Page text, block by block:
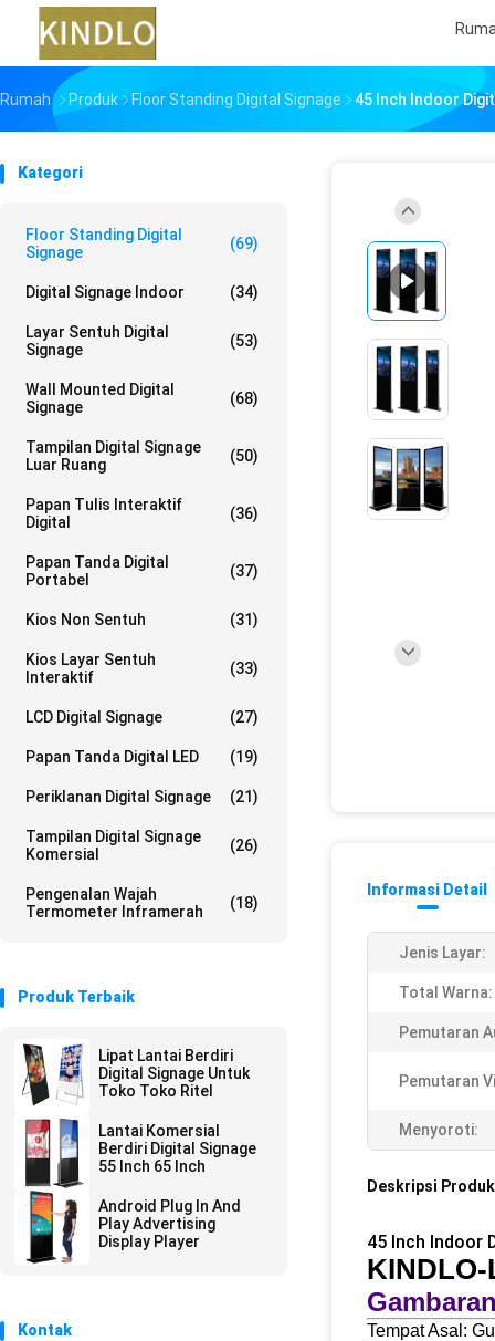
Rumah Produk Floor Standing Digital Signage 45 Inch Indoor
Kategori
Floor Standing Digital
Signage
(69)
Digital Signage Indoor (34)
Layar Sentuh Digital
Signage
(53)
Wall Mounted Digital
Signage
(68)
Tampilan Digital Signage
Luar Ruang
(50)
Papan Tulis Interaktif
Digital
(36)
Papan Tanda Digital
Portabel
(37)
Kios Non Sentuh (31)
Kios Layar Sentuh
Interaktif
(33)
LCD Digital Signage (27)
Papan Tanda Digital LED (19)
Periklanan Digital Signage (21)
Tampilan Digital Signage
Komersial
(26)
Pengenalan Wajah
Termometer Inframerah
(18)
Produk Terbaik
Lipat Lantai Berdiri
Digital Signage Untuk
Toko Toko Ritel
Lantai Komersial
Berdiri Digital Signage
55 Inch 65 Inch
Android Plug In And
Play Advertising
Display Player
Kontak
Informasi Detail
Jenis Layar:
Total Warna:
Pemutaran
Pemutaran
Menyoroti:
Deskripsi Produk
45 Inch Indoor
KINDLO-
Tempat Asal: